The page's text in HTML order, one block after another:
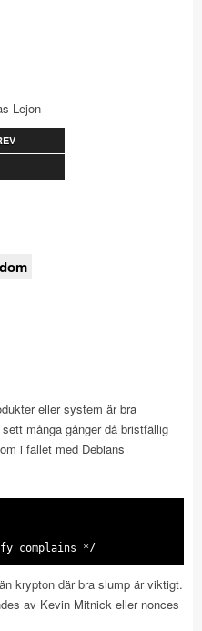
Lejon
eller system är bra
många gånger då bristfällig
i fallet med Debians
complains */
krypton där bra slump är viktigt.
av Kevin Mitnick eller nonces